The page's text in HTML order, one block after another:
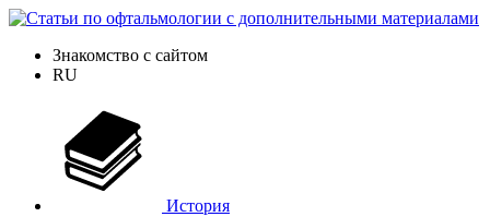
Знакомство с сайтом
RU
История